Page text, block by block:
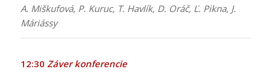
A. Miškufová, P. Kuruc, T. Havlík, D. Oráč, Ľ. Pikna, J.
Máriássy
12:30 Záver konferencie